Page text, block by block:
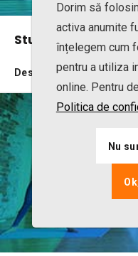
Studio de Pilates
Descoperă beneficiile
Dorim să
activa anumite
înțelegem cum
pentru a utiliza
online. Pentru
Politica de
Nu